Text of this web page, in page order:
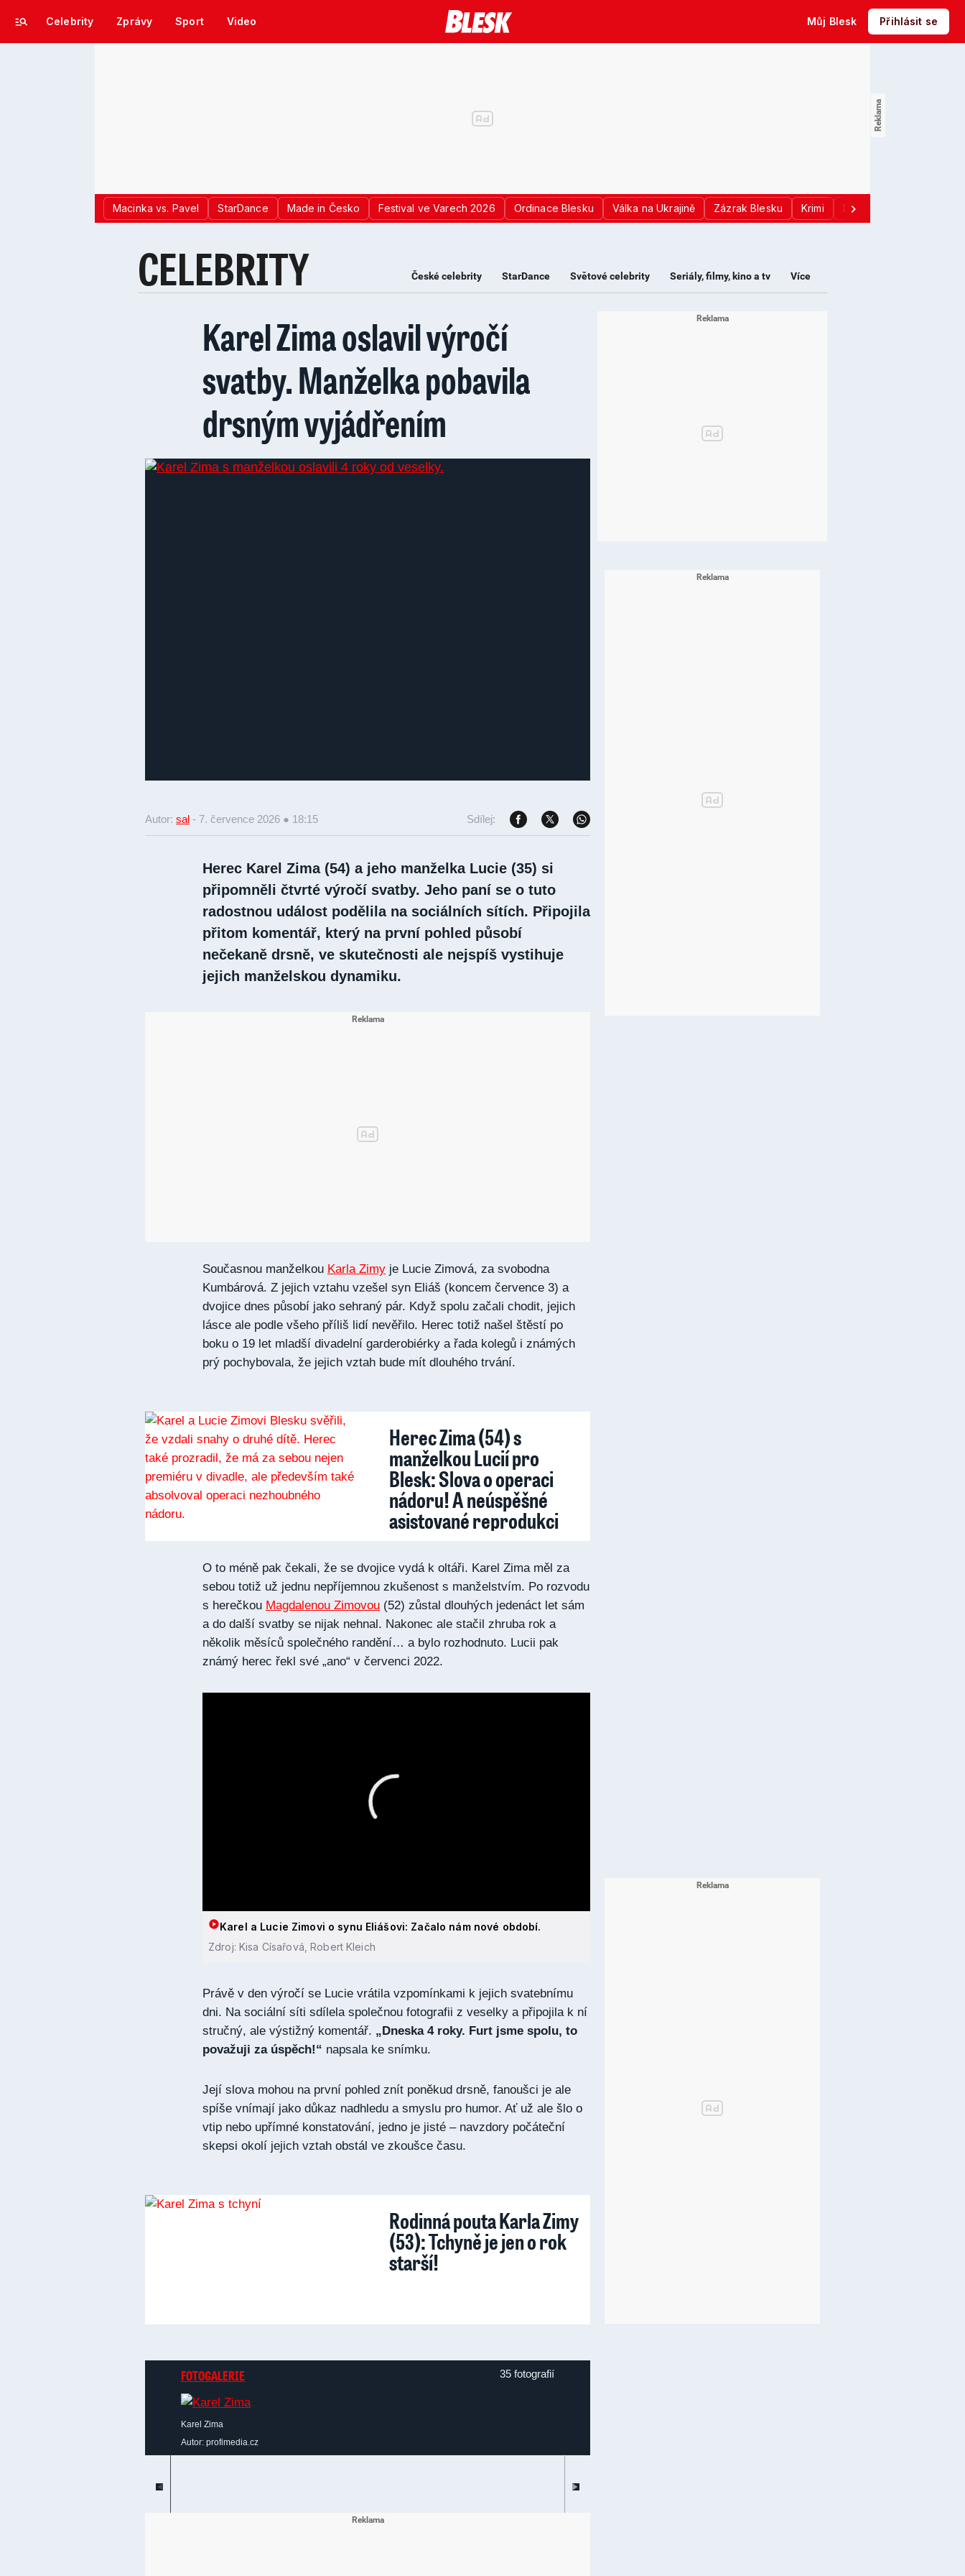
Celebrity Zprávy Sport Video Můj Blesk Přihlásit se
Macinka vs. Pavel StarDance Made in Česko Festival ve Varech 2026 Ordinace Blesku Válka na Ukrajině Zázrak Blesku Krimi Donald Trump
CELEBRITY České celebrity StarDance Světové celebrity Seriály, filmy, kino a tv Více
Karel Zima oslavil výročí
svatby. Manželka pobavila
drsným vyjádřením
Autor: sal - 7. července 2026 ● 18:15 Sdílej:
Herec Karel Zima (54) a jeho manželka Lucie (35) si
připomněli čtvrté výročí svatby. Jeho paní se o tuto
radostnou událost podělila na sociálních sítích. Připojila
přitom komentář, který na první pohled působí
nečekaně drsně, ve skutečnosti ale nejspíš vystihuje
jejich manželskou dynamiku.
Současnou manželkou Karla Zimy je Lucie Zimová, za svobodna
Kumbárová. Z jejich vztahu vzešel syn Eliáš (koncem července 3) a
dvojice dnes působí jako sehraný pár. Když spolu začali chodit, jejich
lásce ale podle všeho příliš lidí nevěřilo. Herec totiž našel štěstí po
boku o 19 let mladší divadelní garderobiérky a řada kolegů i známých
prý pochybovala, že jejich vztah bude mít dlouhého trvání.
Herec Zima (54) s
manželkou Lucií pro
Blesk: Slova o operaci
nádoru! A neúspěšné
asistované reprodukci
O to méně pak čekali, že se dvojice vydá k oltáři. Karel Zima měl za
sebou totiž už jednu nepříjemnou zkušenost s manželstvím. Po rozvodu
s herečkou Magdalenou Zimovou (52) zůstal dlouhých jedenáct let sám
a do další svatby se nijak nehnal. Nakonec ale stačil zhruba rok a
několik měsíců společného randění… a bylo rozhodnuto. Lucii pak
známý herec řekl své „ano“ v červenci 2022.
Karel a Lucie Zimovi o synu Eliášovi: Začalo nám nové období.
Zdroj: Kisa Císařová, Robert Kleich
Právě v den výročí se Lucie vrátila vzpomínkami k jejich svatebnímu
dni. Na sociální síti sdílela společnou fotografii z veselky a připojila k ní
stručný, ale výstižný komentář. „Dneska 4 roky. Furt jsme spolu, to
považuji za úspěch!“ napsala ke snímku.
Její slova mohou na první pohled znít poněkud drsně, fanoušci je ale
spíše vnímají jako důkaz nadhledu a smyslu pro humor. Ať už ale šlo o
vtip nebo upřímné konstatování, jedno je jisté – navzdory počáteční
skepsi okolí jejich vztah obstál ve zkoušce času.
Rodinná pouta Karla Zimy
(53): Tchyně je jen o rok
starší!
FOTOGALERIE 35 fotografií
Karel Zima
Autor: profimedia.cz